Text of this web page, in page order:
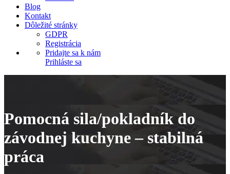
Blog
Kontakt
Dôležité stránky
GDPR
Registrácia
Pridajte sa k nám
Prihláste sa
Pomocná sila/pokladník do
závodnej kuchyne – stabilná
práca